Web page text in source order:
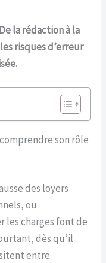
la rédaction à la
risques d’erreur
son rôle
des loyers
ou
charges font de
dès qu’il
entre